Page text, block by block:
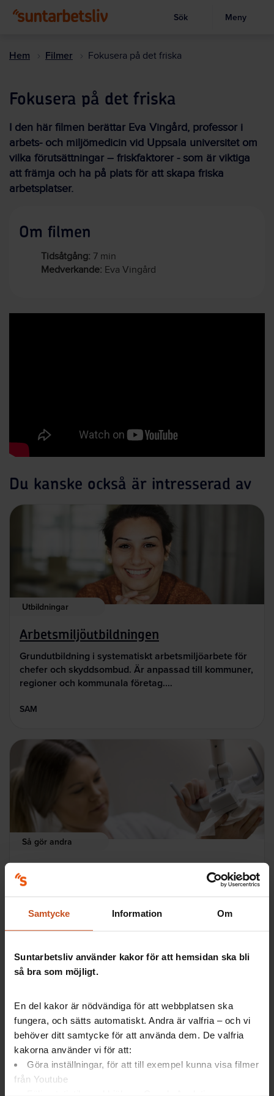
Samtycke Information Om
Suntarbetsliv använder kakor för att hemsidan ska bli
så bra som möjligt.
En del kakor är nödvändiga för att webbplatsen ska
fungera, och sätts automatiskt. Andra är valfria – och vi
behöver ditt samtycke för att använda dem. De valfria
kakorna använder vi för att:
Göra inställningar, för att till exempel kunna visa filmer
från Youtube
till
Visa sökruta
Sök Meny
Hem Filmer Fokusera på det friska
Fokusera på det friska
I den här filmen berättar Eva Vingård, professor i
arbets- och miljömedicin vid Uppsala universitet om
vilka förutsättningar – friskfaktorer - som är viktiga
att främja och ha på plats för att skapa friska
arbetsplatser.
Om filmen
Tidsåtgång: 7 min
Medverkande: Eva Vingård
Du kanske också är intresserad av
Utbildningar
Arbetsmiljöutbildningen
Grundutbildning i systematiskt arbetsmiljöarbete för
chefer och skyddsombud. Är anpassad till kommuner,
regioner och kommunala företag.…
SAM
Så gör andra
Så kommer de igång med friskfaktorer
Inom Folktandvården i Sverige finns en lång tradition
satsar Folktandvården i Region Örebro län på att
arbeta främjande även med arbetsmiljön.
Ledarskap
2021-08-24